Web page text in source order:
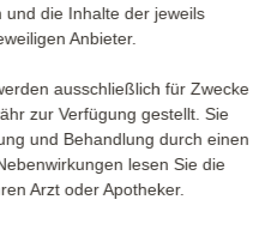
die Inhalte der jeweils
Anbieter.
ausschließlich für Zwecke
zur Verfügung gestellt. Sie
und Behandlung durch einen
lesen Sie die
Arzt oder Apotheker.